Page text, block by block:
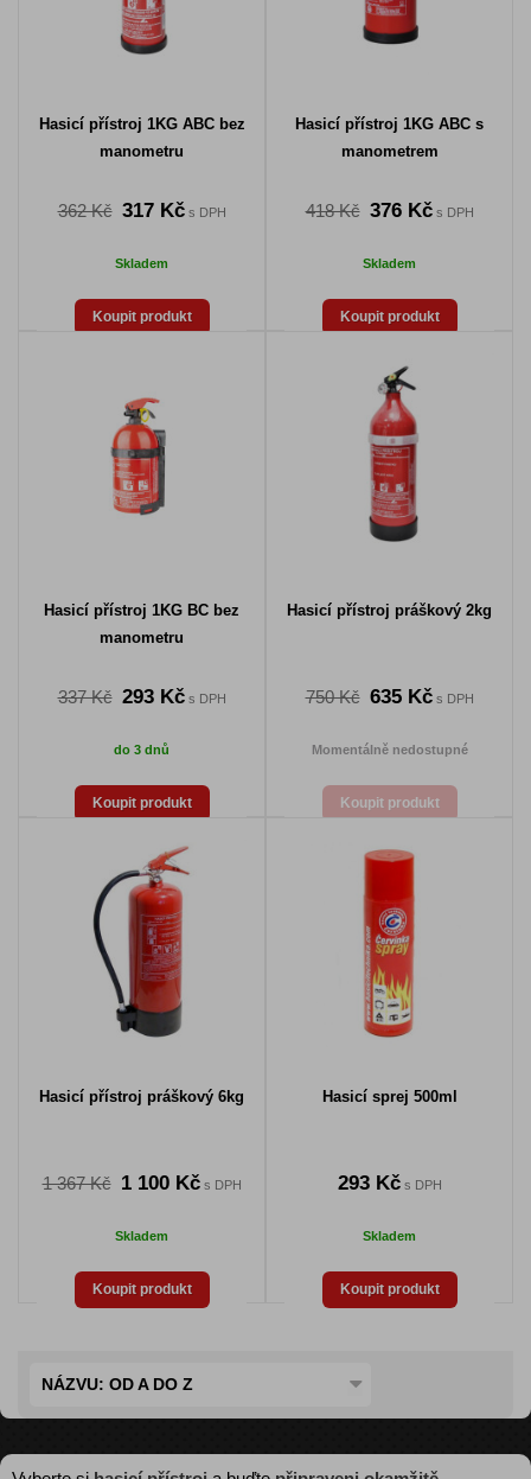
Hasicí přístroj 1KG ABC bez
manometru
362 Kč 317 Kčs DPH
Skladem
Koupit produkt
Hasicí přístroj 1KG ABC s
manometrem
418 Kč 376 Kčs DPH
Skladem
Koupit produkt
Hasicí přístroj 1KG BC bez
manometru
337 Kč 293 Kčs DPH
do 3 dnů
Koupit produkt
Hasicí přístroj práškový 2kg
750 Kč 635 Kčs DPH
Momentálně nedostupné
Koupit produkt
Hasicí přístroj práškový 6kg
1 367 Kč 1 100 Kčs DPH
Skladem
Koupit produkt
Hasicí sprej 500ml
293 Kčs DPH
Skladem
Koupit produkt
NÁZVU: OD A DO Z